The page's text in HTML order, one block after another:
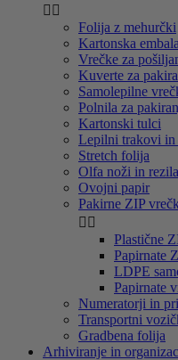
 
Folija z mehurčki
Kartonska
Vrečke za
Kuverte za
Samolepilne
Polnila za
Kartonski tulci
Lepilni trakovi in
Stretch folija
Olfa noži in rezila
Ovojni papir
Pakirne ZIP
 
Plastične
Papirnate
LDPE
Papirnate
Numeratorji in
Transportni
Gradbena folija
Arhiviranje in